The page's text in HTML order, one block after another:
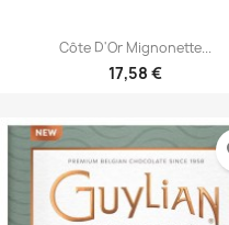
Vista rápida
Côte D'Or Mignonette...
17,58 €